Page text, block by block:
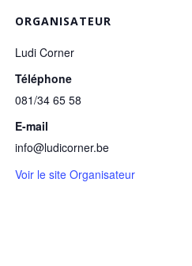
ORGANISATEUR
Ludi Corner
Téléphone
081/34 65 58
E-mail
info@ludicorner.be
Voir le site Organisateur